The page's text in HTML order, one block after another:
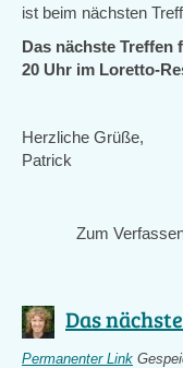
ist beim nächsten
Das nächste Treffen
20 Uhr im Loretto-
Herzliche Grüße,
Patrick
Zum
Das
Permanenter Link